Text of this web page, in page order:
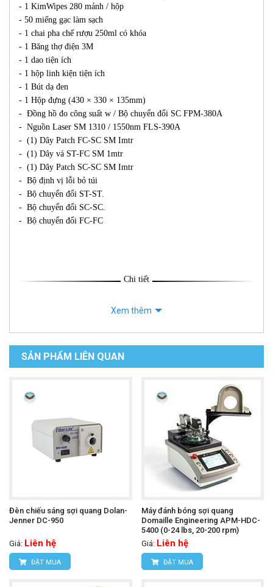
- 1 KimWipes 280 mảnh / hộp
- 50 miếng gạc làm sạch
- 1 chai pha chế rượu 250ml có khóa
- 1 Băng thợ điện 3M
- 1 dao tiện ích
- 1 hộp linh kiện tiện ích
- 1 Bút dạ đen
- 1 Hộp đựng (430 × 330 × 135mm)
- Đồng hồ đo công suất w / Bộ chuyển đổi SC FPM-380A
- Nguồn Laser SM 1310 / 1550nm FLS-390A
- (1) Dây Patch FC-SC SM Imtr
- (1) Dây vá ST-FC SM 1mtr
- (1) Dây Patch SC-SC SM Imtr
- Bộ định vị lỗi bỏ túi
- Bộ chuyển đổi ST-ST.
- Bộ chuyển đổi SC-SC.
- Bộ chuyển đổi FC-FC
Chi tiết
Xem thêm
SẢN PHẨM LIÊN QUAN
Đèn chiếu sáng sợi quang Dolan-
Jenner DC-950
Giá: Liên hệ
ĐẶT MUA
Máy đánh bóng sợi quang
Domaille Engineering APM-HDC-
5400 (0-24 lbs, 20-200 rpm)
Giá: Liên hệ
ĐẶT MUA